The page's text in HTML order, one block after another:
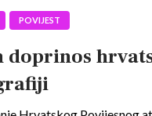
POVIJEST
doprinos